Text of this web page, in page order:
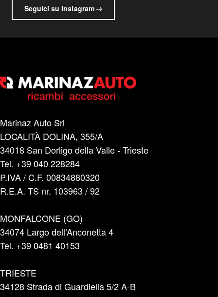
Seguici su Instagram→
Marinaz Auto Srl
LOCALITÀ DOLINA, 355/A
34018 San Dorligo della Valle - Trieste
Tel. +39 040 228284
P.IVA / C.F. 00834880320
R.E.A. TS nr. 103963 / 92
MONFALCONE (GO)
34074 Largo dell’Anconetta 4
Tel. +39 0481 40153
TRIESTE
34128 Strada di Guardiella 5/2 A-B